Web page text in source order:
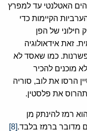
הים האטלנטי עד למפרץ
הקיימות כדי
של הפן
זאת אידאולוגיה
כמו שאסד לא
מוכנים להכיר
הרסו את לוב, סוריה
את פלסטין.
רמז להינתק מן
מדובר ברמז בלבד.[8]